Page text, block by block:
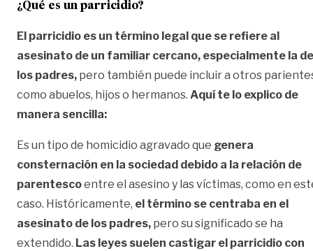
¿Qué es un parricidio?
El parricidio es un término legal que se refiere al
asesinato de un familiar cercano, especialmente la de
los padres, pero también puede incluir a otros
como abuelos, hijos o hermanos. Aquí te lo explico de
manera sencilla:
Es un tipo de homicidio agravado que genera
consternación en la sociedad debido a la relación de
parentescoentre el asesino y las víctimas, como en
caso. Históricamente, el término se centraba en el
asesinato de los padres, pero su significado se ha
extendido. Las leyes suelen castigar el parricidio con